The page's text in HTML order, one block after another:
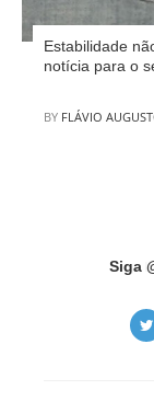
Estabilidade
notícia para o
POSTED
BY FLÁVIO
Siga